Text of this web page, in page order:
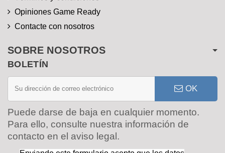
Opiniones Game Ready
Contacte con nosotros
SOBRE NOSOTROS
BOLETÍN
OK
Puede darse de baja en cualquier momento.
Para ello, consulte nuestra información de
contacto en el aviso legal.